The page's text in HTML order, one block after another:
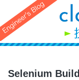
Selenium